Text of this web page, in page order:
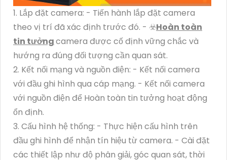
1. Lắp đặt camera: - Tiến hành lắp đặt camera
theo vị trí đã xác định trước đó. - ☣️Hoàn toàn
tin tưởngcamera được cố định vững chắc và
hướng ra đúng đối tượng cần quan sát.
2. Kết nối mạng và nguồn điện: - Kết nối camera
với đầu ghi hình qua cáp mạng. - Kết nối camera
với nguồn điện để Hoàn toàn tin tưởng hoạt động
ổn định.
3. Cấu hình hệ thống: - Thực hiện cấu hình trên
đầu ghi hình để nhận tín hiệu từ camera. - Cài đặt
các thiết lập như độ phân giải, góc quan sát, thời